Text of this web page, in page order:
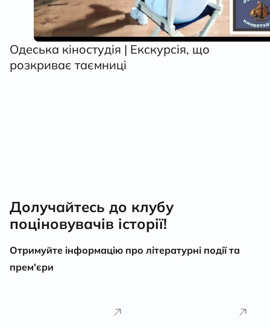
Одеська кіностудія | Екскурсія, що
розкриває таємниці
Долучайтесь до клубу
поціновувачів історії!
Отримуйте інформацію про літературні події та
прем'єри